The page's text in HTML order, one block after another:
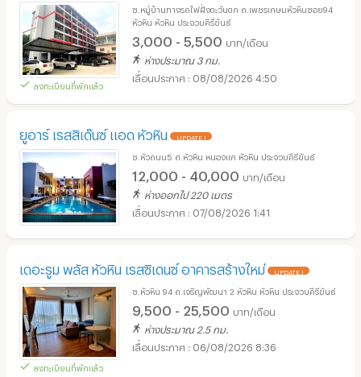
ลงทะเบียนที่พักแล้ว
ซ.หมู่บ้านทางรถไฟฝั่งตะวันตก ถ.เพชรเกษมหัวหินซอย94
หัวหิน หัวหิน ประจวบคีรีขันธ์
3,000 - 5,500 บาท/เดือน
ห่างประมาณ 3 กม.
08/08/2026 4:50
ยูอาร์ เรสสิเด๊นซ์ แอด หัวหิน UPDATE !
ซ.หัวถนน5 ถ.หัวหิน หนองแก หัวหิน ประจวบคีรีขันธ์
12,000 - 40,000 บาท/เดือน
ห่างออกไป 220 เมตร
07/08/2026 1:41
เดอะรูม พลัส หัวหิน เรสซิเดนซ์ อาคารสร้างใหม่ UPDATE !
ลงทะเบียนที่พักแล้ว
ซ.หัวหิน 94 ถ.เจริญพัฒนา 2 หัวหิน หัวหิน ประจวบคีรีขันธ์
9,500 - 25,500 บาท/เดือน
ห่างประมาณ 2.5 กม.
06/08/2026 8:36